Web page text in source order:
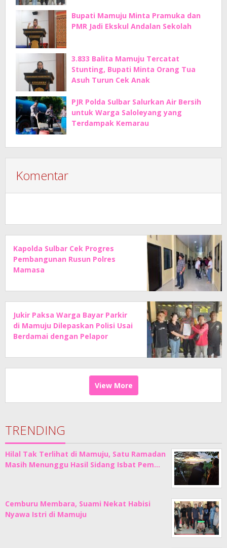
Bupati Mamuju Minta Pramuka dan
PMR Jadi Ekskul Andalan Sekolah
3.833 Balita Mamuju Tercatat
Stunting, Bupati Minta Orang Tua
Asuh Turun Cek Anak
PJR Polda Sulbar Salurkan Air Bersih
untuk Warga Saloleyang yang
Terdampak Kemarau
Komentar
Kapolda Sulbar Cek Progres
Pembangunan Rusun Polres
Mamasa
Jukir Paksa Warga Bayar Parkir
di Mamuju Dilepaskan Polisi Usai
Berdamai dengan Pelapor
View More
TRENDING
Hilal Tak Terlihat di Mamuju, Satu Ramadan
Masih Menunggu Hasil Sidang Isbat Pem…
Cemburu Membara, Suami Nekat Habisi
Nyawa Istri di Mamuju